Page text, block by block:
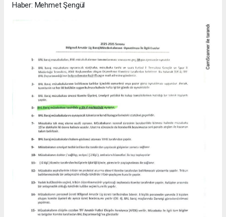
Haber: Mehmet Şengül